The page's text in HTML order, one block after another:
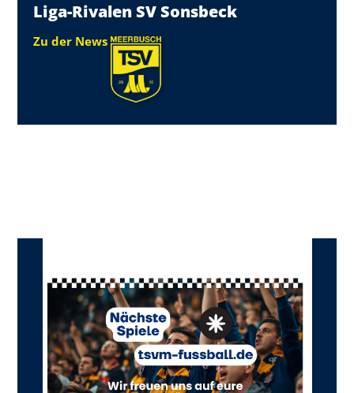
Liga-Rivalen SV Sonsbeck
Zu der News